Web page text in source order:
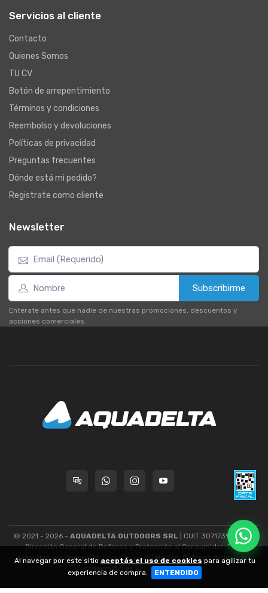
Servicios al cliente
Contacto
Quienes Somos
TU CV
Botón de arrepentimiento
Términos y condiciones
Reembolso y devoluciones
Políticas de privacidad
Preguntas frecuentes
Dónde está mi pedido?
Registrate como cliente
Newsletter
Subscribirme
Enterate antes que nadie de nuestras promociones, descuentos y
acciones comerciales.
© 2021 - 2026 - AQUADELTA OUTDOORS SRL | CUIT 30717393445 -
Dirección General de Defensa y Protección al Consumidor: Para
consultas y/o denuncias[ingrese aquí]| Nación: Defensa de las y los
consumidores
[ingrese aquí].
Al navegar por este sitio aceptás el uso de cookies para agilizar tu
experiencia de compra.
ENTENDIDO